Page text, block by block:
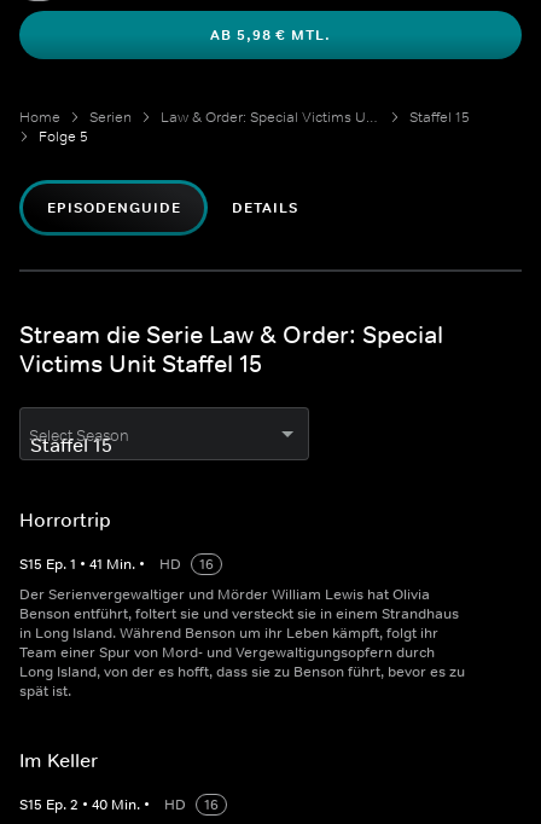
AB 5,98 € MTL.
Home Serien Law & Order: Special Victims Unit
Staffel 15
Folge 5
EPISODENGUIDE DETAILS
Stream die Serie Law & Order: Special
Victims Unit Staffel 15
Select Season
Horrortrip
S15 Ep.1 • 41 Min. • HD
16
Der Serienvergewaltiger und Mörder William Lewis hat Olivia
Benson entführt, foltert sie und versteckt sie in einem Strandhaus
in Long Island. Während Benson um ihr Leben kämpft, folgt ihr
Team einer Spur von Mord- und Vergewaltigungsopfern durch
Long Island, von der es hofft, dass sie zu Benson führt, bevor es zu
spät ist.
Im Keller
S15 Ep.2 • 40 Min. • HD
16